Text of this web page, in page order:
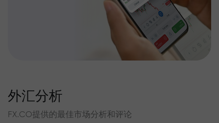
外汇分析
FX.CO提供的最佳市场分析和评论